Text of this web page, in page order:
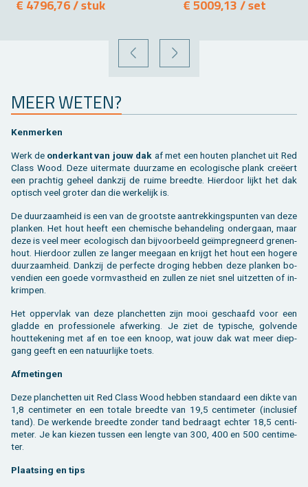
€ 4796,76 / stuk € 5009,13 / set
VORIGE VOLGENDE
MEER WETEN?
Ken­mer­ken
Werk de on­der­kant van jouw dak af met een hou­ten plan­chet uit Red
Class Wood. Deze ui­ter­ma­te duur­za­me en eco­lo­gi­sche plank creëert
een prach­tig ge­heel dank­zij de ruime breed­te. Hier­door lijkt het dak
op­tisch veel gro­ter dan die wer­ke­lijk is.
De duur­zaam­heid is een van de groot­ste aan­trek­kings­pun­ten van deze
plan­ken. Het hout heeft een che­mi­sche be­han­de­ling on­der­gaan, maar
deze is veel meer eco­lo­gisch dan bij­voor­beeld geïmpreg­neerd gre­nen­
hout. Hier­door zul­len ze lan­ger mee­gaan en krijgt het hout een ho­ge­re
duur­zaam­heid. Dank­zij de per­fec­te dro­ging heb­ben deze plan­ken bo­
ven­dien een goede vorm­vast­heid en zul­len ze niet snel uit­zet­ten of in­
krim­pen.
Het op­per­vlak van deze plan­chet­ten zijn mooi ge­schaafd voor een
glad­de en pro­fes­si­o­ne­le af­wer­king. Je ziet de ty­pi­sche, gol­ven­de
hout­te­ke­ning met af en toe een knoop, wat jouw dak wat meer diep­
gang geeft en een na­tuur­lij­ke toets.
Af­me­tin­gen
Deze plan­chet­ten uit Red Class Wood heb­ben stan­daard een dikte van
1,8 cen­ti­me­ter en een to­ta­le breed­te van 19,5 cen­ti­me­ter (in­clu­sief
tand). De wer­ken­de breed­te zon­der tand be­draagt ech­ter 18,5 cen­ti­
me­ter. Je kan kie­zen tus­sen een leng­te van 300, 400 en 500 cen­ti­me­
ter.
Plaat­sing en tips